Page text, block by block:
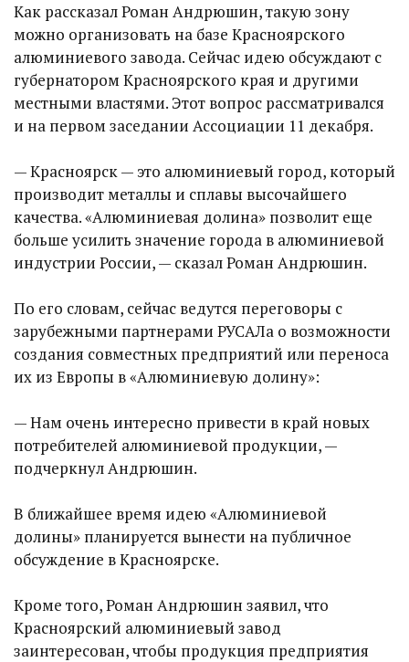
Как рассказал Роман Андрюшин, такую зону
можно организовать на базе Красноярского
алюминиевого завода. Сейчас идею обсуждают с
губернатором Красноярского края и другими
местными властями. Этот вопрос рассматривался
и на первом заседании Ассоциации 11 декабря.
— Красноярск — это алюминиевый город, который
производит металлы и сплавы высочайшего
качества. «Алюминиевая долина» позволит еще
больше усилить значение города в алюминиевой
индустрии России, — сказал Роман Андрюшин.
По его словам, сейчас ведутся переговоры с
зарубежными партнерами РУСАЛа о возможности
создания совместных предприятий или переноса
их из Европы в «Алюминиевую долину»:
— Нам очень интересно привести в край новых
потребителей алюминиевой продукции, —
подчеркнул Андрюшин.
В ближайшее время идею «Алюминиевой
долины» планируется вынести на публичное
обсуждение в Красноярске.
Кроме того, Роман Андрюшин заявил, что
Красноярский алюминиевый завод
заинтересован, чтобы продукция предприятия